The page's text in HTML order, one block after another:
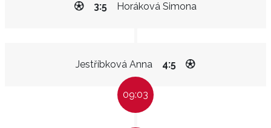
Horáková Simona
3:5
Jestříbková Anna 4:5
09:03